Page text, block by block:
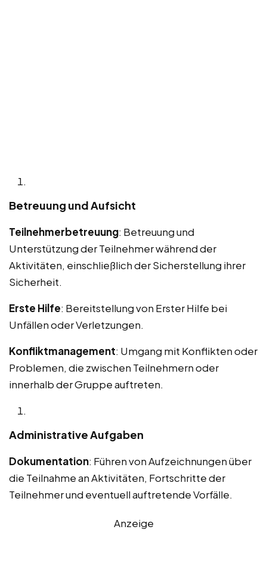
Betreuung und Aufsicht
Teilnehmerbetreuung: Betreuung und
Unterstützung der Teilnehmer während der
Aktivitäten, einschließlich der Sicherstellung ihrer
Sicherheit.
Erste Hilfe: Bereitstellung von Erster Hilfe bei
Unfällen oder Verletzungen.
Konfliktmanagement: Umgang mit Konflikten oder
Problemen, die zwischen Teilnehmern oder
innerhalb der Gruppe auftreten.
Administrative Aufgaben
Dokumentation: Führen von Aufzeichnungen über
die Teilnahme an Aktivitäten, Fortschritte der
Teilnehmer und eventuell auftretende Vorfälle.
Anzeige